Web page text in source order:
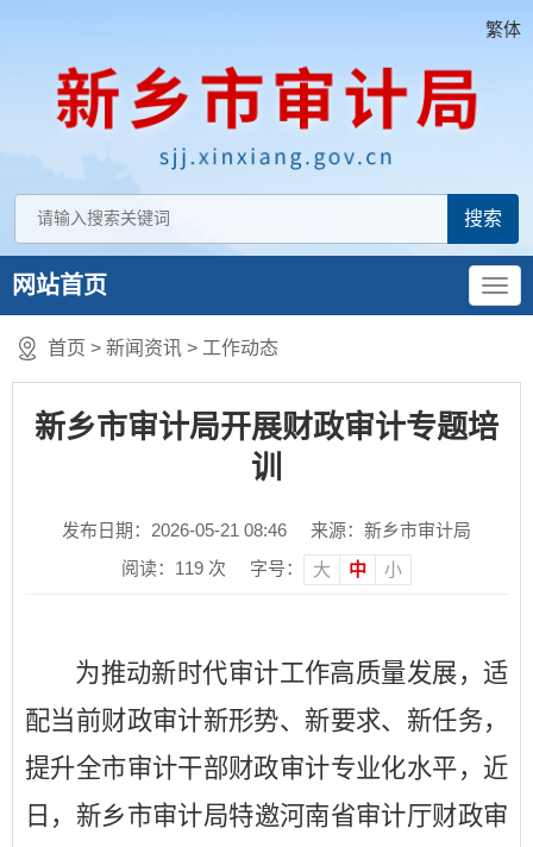
繁体
网站首页
首页 > 新闻资讯 > 工作动态
新乡市审计局开展财政审计专题培
训
发布日期：2026-05-21 08:46
来源：新乡市审计局
阅读： 119 次 字号： 大 中 小
为推动新时代审计工作高质量发展，适
配当前财政审计新形势、 新要求、 新任务，
提升全市审计干部财政审计专业化水平，近
日， 新乡市审计局特邀河南省审计厅财政审